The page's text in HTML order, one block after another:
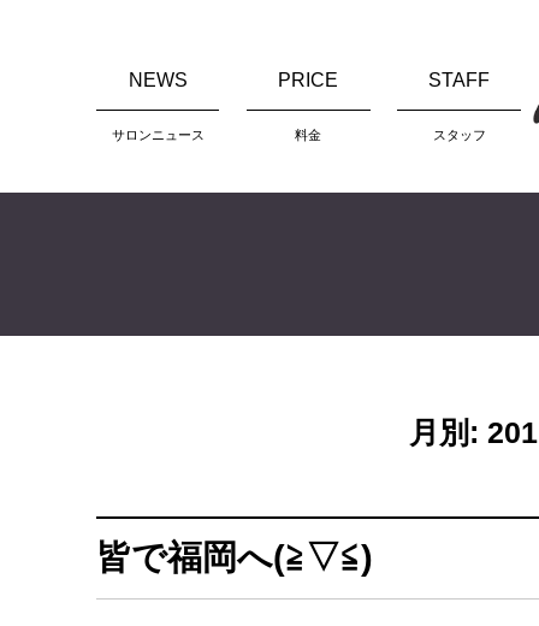
NEWS
サロンニュース
PRICE
料金
STAFF
スタッフ
月別:
皆で福岡へ(≧▽≦)